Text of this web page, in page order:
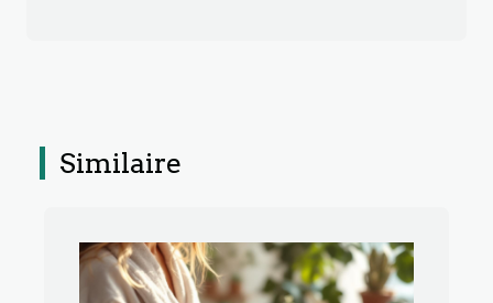
Similaire